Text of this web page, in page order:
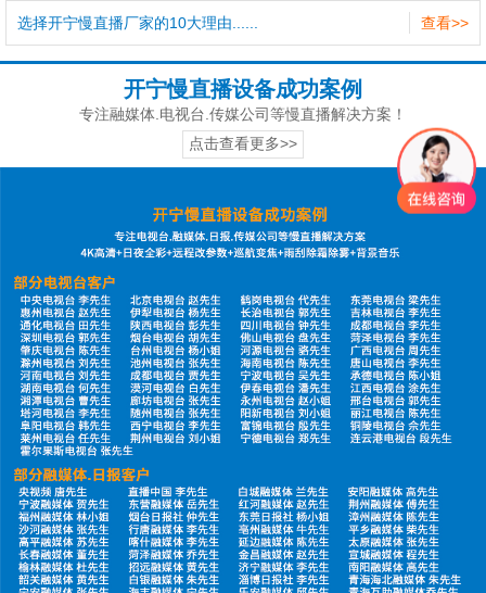
查看>>
选择开宁慢直播厂家的10大理由......
开宁慢直播设备成功案例
专注融媒体.电视台.传媒公司等慢直播解决方案！
点击查看更多>>